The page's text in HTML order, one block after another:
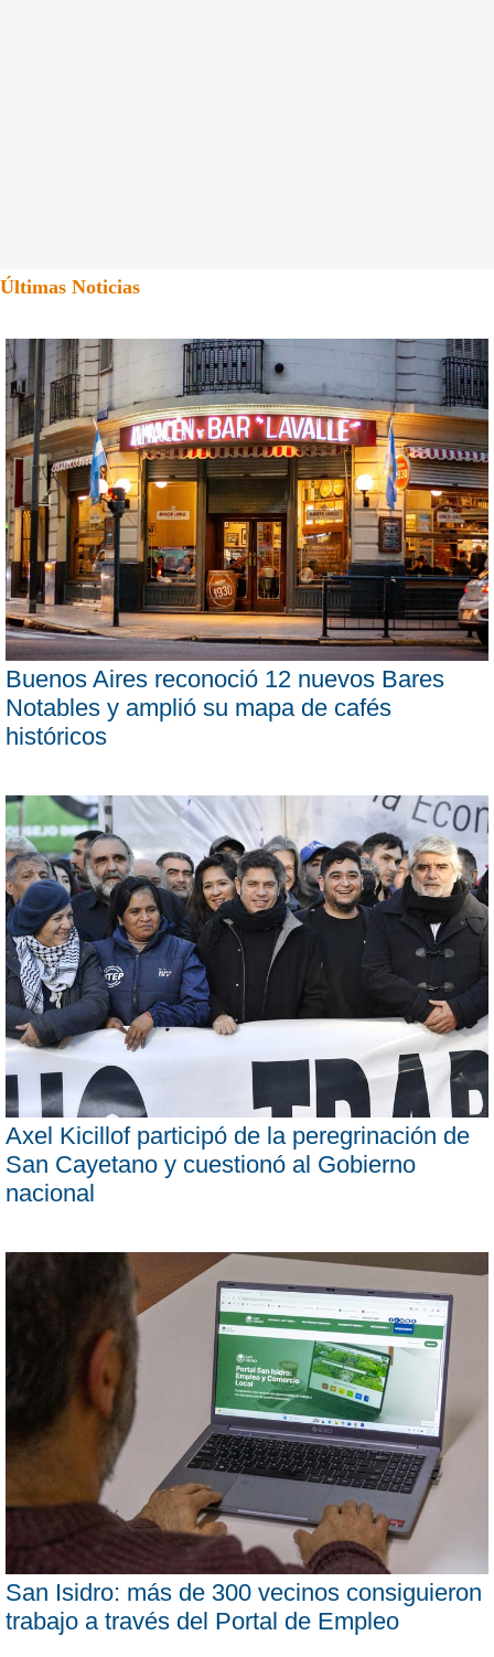
Últimas Noticias
Buenos Aires reconoció 12 nuevos Bares
Notables y amplió su mapa de cafés
históricos
Axel Kicillof participó de la peregrinación de
San Cayetano y cuestionó al Gobierno
nacional
San Isidro: más de 300 vecinos consiguieron
trabajo a través del Portal de Empleo